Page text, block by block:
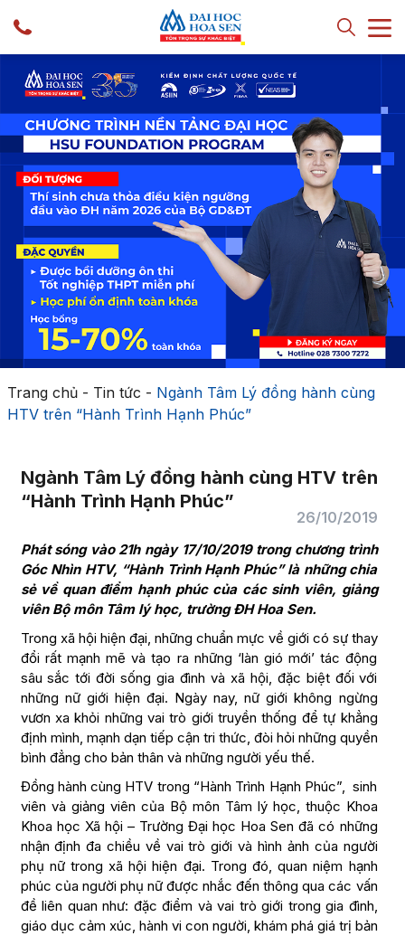
Trang chủ- Tin tức - Ngành Tâm Lý đồng hành cùng
HTV trên “Hành Trình Hạnh Phúc”
Ngành Tâm Lý đồng hành cùng HTV trên
“Hành Trình Hạnh Phúc”
26/10/2019
Phát sóng vào 21h ngày 17/10/2019 trong chương trình
Góc Nhìn HTV, “Hành Trình Hạnh Phúc” là những chia
sẻ về quan điểm hạnh phúc của các sinh viên, giảng
viên Bộ môn Tâm lý học, trường ĐH Hoa Sen.
Trong xã hội hiện đại, những chuẩn mực về giới có sự thay
đổi rất mạnh mẽ và tạo ra những ‘làn gió mới’ tác động
sâu sắc tới đời sống gia đình và xã hội, đặc biệt đối với
những nữ giới hiện đại. Ngày nay, nữ giới không ngừng
vươn xa khỏi những vai trò giới truyền thống để tự khẳng
định mình, mạnh dạn tiếp cận tri thức, đòi hỏi những quyền
bình đẳng cho bản thân và những người yếu thế.
Đồng hành cùng HTV trong “Hành Trình Hạnh Phúc”, sinh
viên và giảng viên của Bộ môn Tâm lý học, thuộc Khoa
Khoa học Xã hội – Trường Đại học Hoa Sen đã có những
nhận định đa chiều về vai trò giới và hình ảnh của người
phụ nữ trong xã hội hiện đại. Trong đó, quan niệm hạnh
phúc của người phụ nữ được nhắc đến thông qua các vấn
đề liên quan như: đặc điểm và vai trò giới trong gia đình,
giáo dục cảm xúc, hành vi con người, khám phá giá trị bản